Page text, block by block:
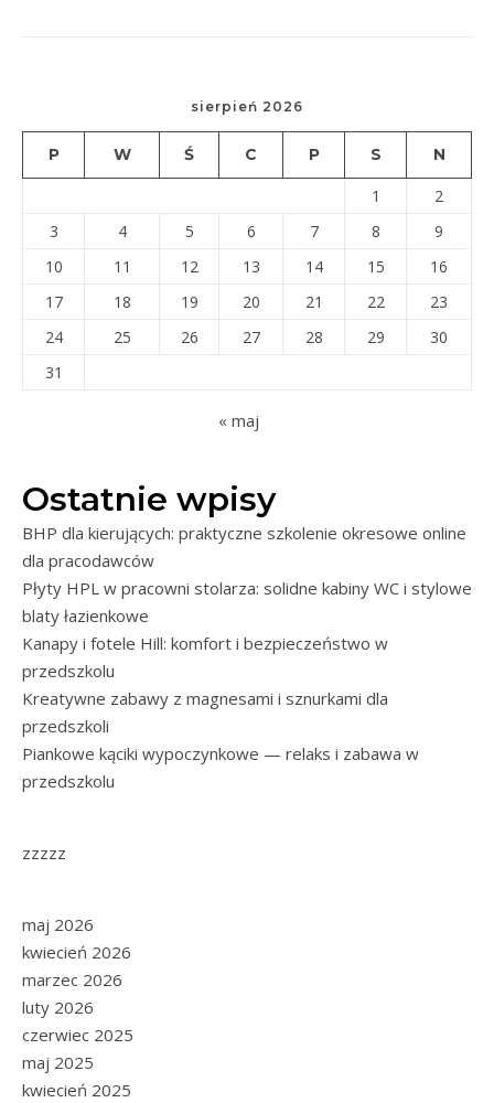
sierpień 2026
P W Ś C P S N
1
2
3
4 5 6 7 8
9
10
11 12 13 14 15
16
17
18 19 20 21 22
23
24
25 26 27 28 29
30
31
« maj
Ostatnie wpisy
BHP dla kierujących: praktyczne szkolenie okresowe online
dla pracodawców
Płyty HPL w pracowni stolarza: solidne kabiny WC i stylowe
blaty łazienkowe
Kanapy i fotele Hill: komfort i bezpieczeństwo w
przedszkolu
Kreatywne zabawy z magnesami i sznurkami dla
przedszkoli
Piankowe kąciki wypoczynkowe — relaks i zabawa w
przedszkolu
zzzzz
maj 2026
kwiecień 2026
marzec 2026
luty 2026
czerwiec 2025
maj 2025
kwiecień 2025